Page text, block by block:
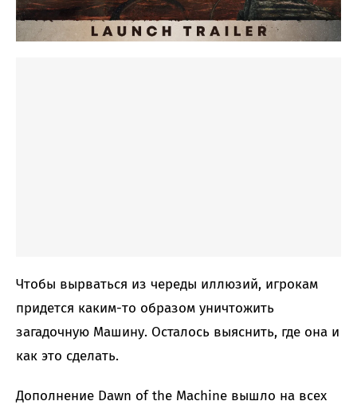
Чтобы вырваться из череды иллюзий, игрокам
придется каким-то образом уничтожить
загадочную Машину. Осталось выяснить, где она и
как это сделать.
Дополнение Dawn of the Machine вышло на всех